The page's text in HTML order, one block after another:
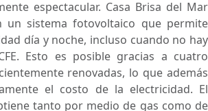
espectacular. Casa Brisa del Mar
un sistema fotovoltaico que permite
día y noche, incluso cuando no hay
Esto es posible gracias a cuatro
renovadas, lo que además
el costo de la electricidad. El
tanto por medio de gas como de